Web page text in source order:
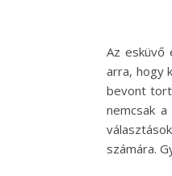
Az esküvő
arra, hogy
bevont
nemcsak
számára.